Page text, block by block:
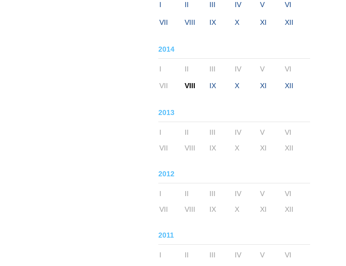
I II III IV V VI
VII VIII IX X XI XII
2014
I II III IV V VI
VII VIII IX X XI XII
2013
I II III IV V
VI
VII
VIII IX X XI XII
2012
I II III IV V
VI
VII
VIII IX X XI XII
2011
I II III IV V
VI